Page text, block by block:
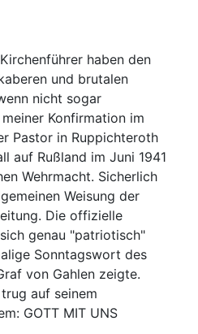
haben den
und brutalen
nicht sogar
Konfirmation im
Pastor in Ruppichteroth
auf Rußland im Juni 1941
Wehrmacht. Sicherlich
Weisung der
Die offizielle
genau "patriotisch"
Sonntagswort des
von Gahlen zeigte.
auf seinem
GOTT MIT UNS